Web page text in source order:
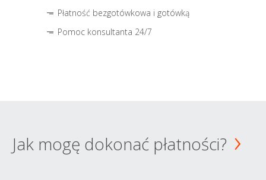
Płatność bezgotówkowa i gotówką
Pomoc konsultanta 24/7
Jak mogę dokonać płatności?